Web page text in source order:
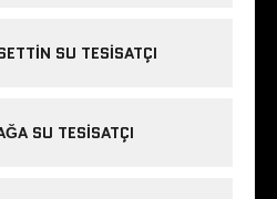
SU TESISATÇI
SU TESISATÇI